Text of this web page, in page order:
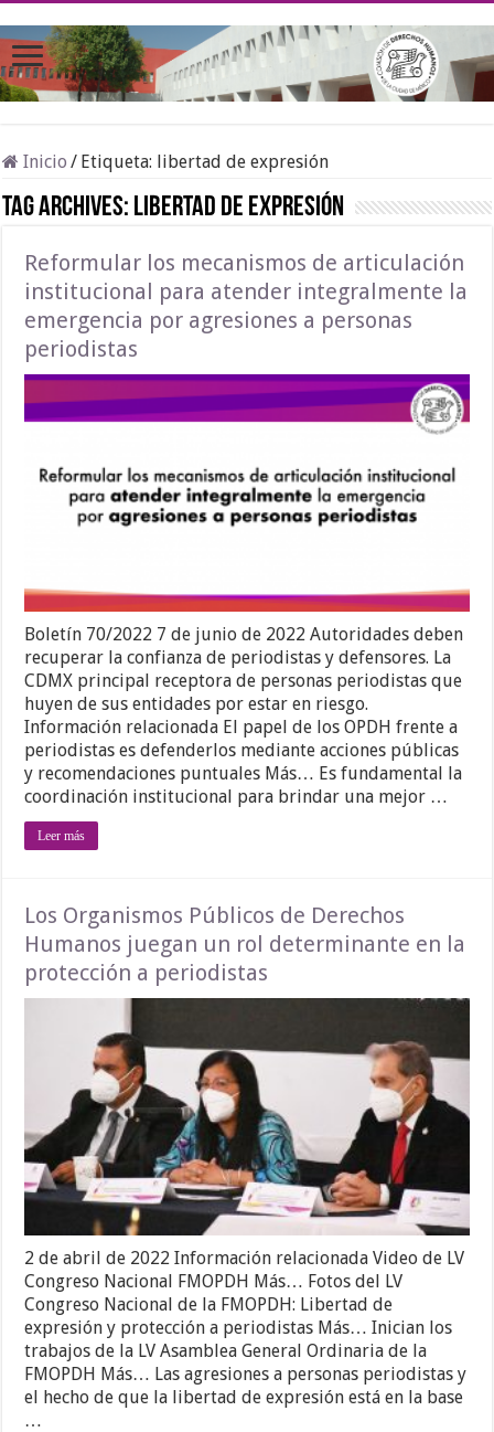
Inicio / Etiqueta: libertad de expresión
Tag Archives: libertad de expresión
Reformular los mecanismos de articulación
institucional para atender integralmente la
emergencia por agresiones a personas
periodistas
Boletín 70/2022 7 de junio de 2022 Autoridades deben
recuperar la confianza de periodistas y defensores. La
CDMX principal receptora de personas periodistas que
huyen de sus entidades por estar en riesgo.
Información relacionada El papel de los OPDH frente a
periodistas es defenderlos mediante acciones públicas
y recomendaciones puntuales Más… Es fundamental la
coordinación institucional para brindar una mejor …
Leer más
Los Organismos Públicos de Derechos
Humanos juegan un rol determinante en la
protección a periodistas
2 de abril de 2022 Información relacionada Video de LV
Congreso Nacional FMOPDH Más… Fotos del LV
Congreso Nacional de la FMOPDH: Libertad de
expresión y protección a periodistas Más… Inician los
trabajos de la LV Asamblea General Ordinaria de la
FMOPDH Más… Las agresiones a personas periodistas y
el hecho de que la libertad de expresión está en la base
…